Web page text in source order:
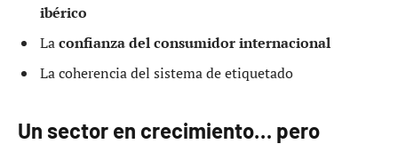
ibérico
Laconfianza del consumidor internacional
La coherencia del sistema de etiquetado
Un sector en crecimiento… pero